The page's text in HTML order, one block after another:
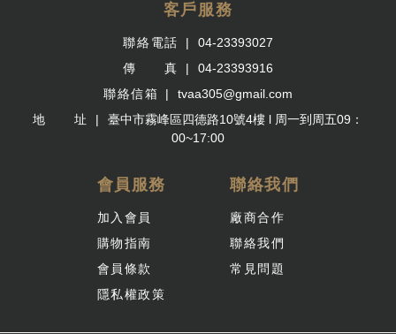
客戶服務
聯絡電話
04-23393027
傳 真
04-23393916
聯絡信箱
tvaa305@gmail.com
地 址
臺中市霧峰區四德路10號4樓 l 周一到周五09：
00~17:00
會員服務
加入會員
購物指南
會員條款
隱私權政策
聯絡我們
廠商合作
聯絡我們
常見問題